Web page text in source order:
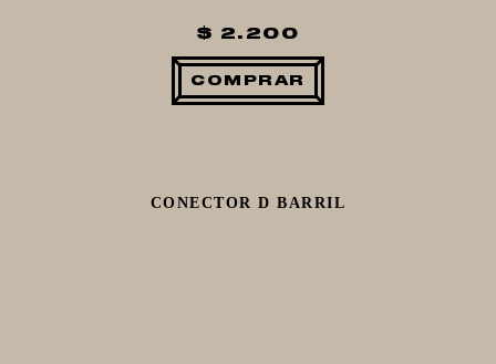
$ 2.200
COMPRAR
CONECTOR D BARRIL